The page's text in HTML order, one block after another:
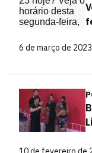
6 de março de